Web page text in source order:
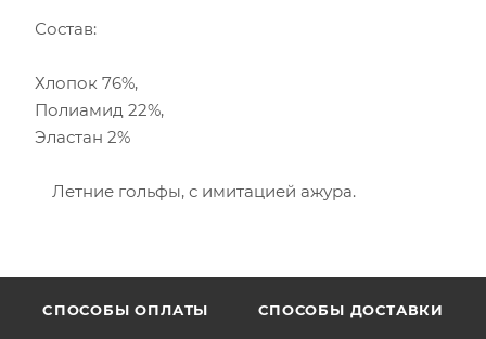
Состав:
Хлопок 76%,
Полиамид 22%,
Эластан 2%
Летние гольфы, с имитацией ажура.
CПОСОБЫ ОПЛАТЫ СПОСОБЫ ДОСТАВКИ